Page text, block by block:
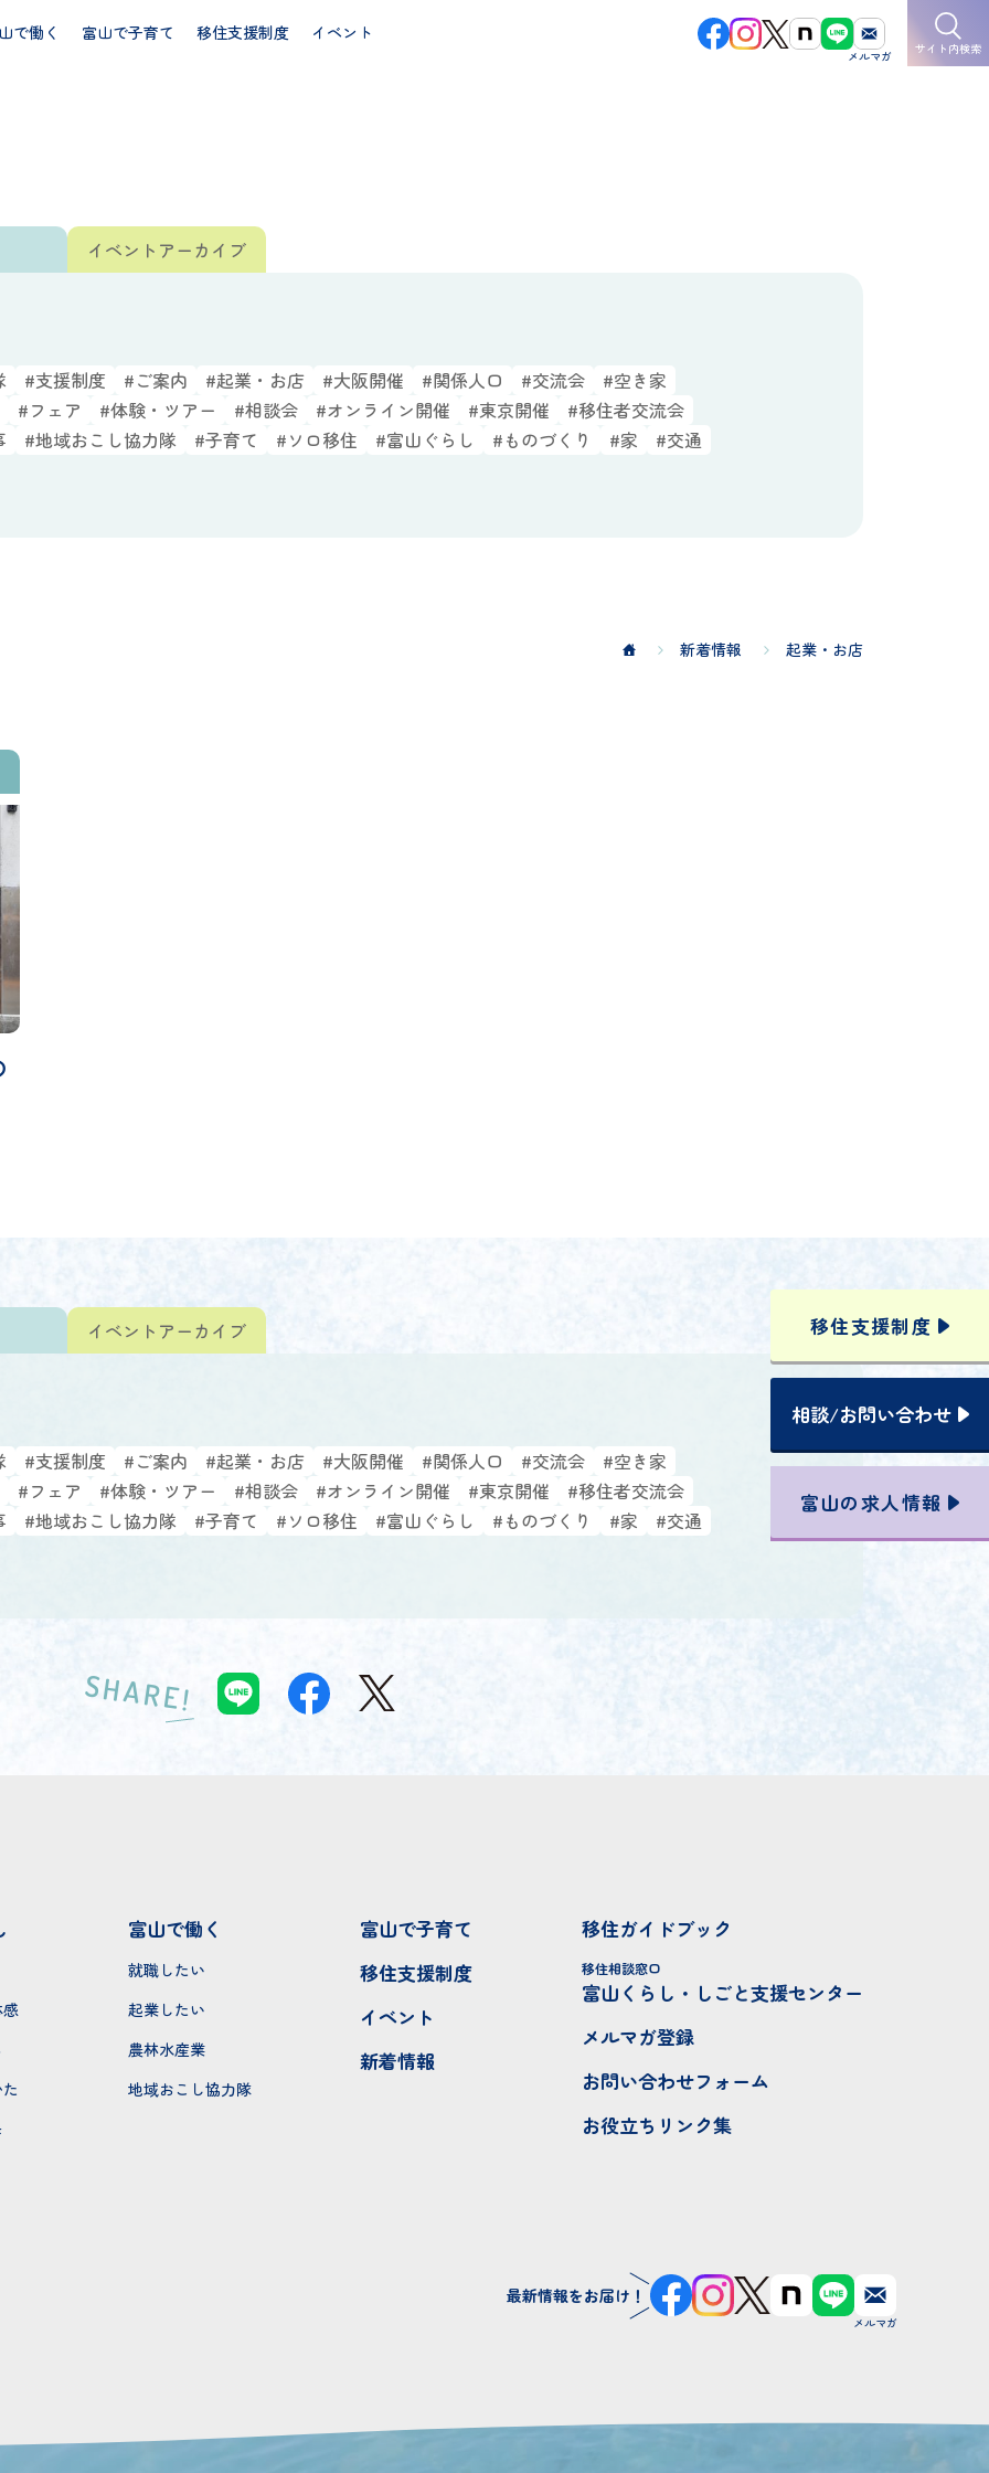
サイト内検索
で働く 富山で子育て 移住支援制度 イベント
イベント アーカイブ
#支援制度 #ご案内 #起業・お店 #大阪開催 #関係人口 #交流会
#空き家
#フェア
#体験・ツアー #相談会 #オンライン開催 #東京開催
#移住者交流会
#地域おこし協力隊 #子育て #ソロ移住 #富山ぐらし #ものづくり #家 #交通
新着情報 起業・お店
イベント アーカイブ
#支援制度 #ご案内 #起業・お店 #大阪開催 #関係人口 #交流会
#空き家
#フェア
#体験・ツアー #相談会 #オンライン開催 #東京開催
#移住者交流会
#地域おこし協力隊 #子育て #ソロ移住 #富山ぐらし #ものづくり #家 #交通
SHARE!
移住支援制度
相談/お問い合わせ
富山の求人情報
富山で働く
就職したい
起業したい
農林水産業
地域おこし協力隊
富山で子育て
移住支援制度
イベント
新着情報
移住ガイドブック
移住相談窓口
富山くらし・しごと支援センター
メルマガ登録
お問い合わせフォーム
お役立ちリンク集
最新情報をお届け！